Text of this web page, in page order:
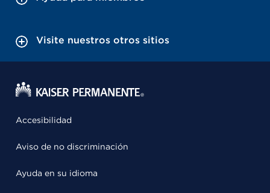
Visite nuestros otros sitios
Accesibilidad
Aviso de no discriminación
Ayuda en su idioma